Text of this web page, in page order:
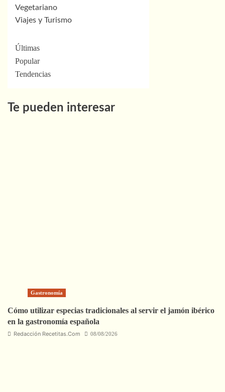
Vegetariano
Viajes y Turismo
Últimas
Popular
Tendencias
Te pueden interesar
Gastronomía
Cómo utilizar especias tradicionales al servir el jamón ibérico
en la gastronomía española
Redacción Recetitas.Com 08/08/2026